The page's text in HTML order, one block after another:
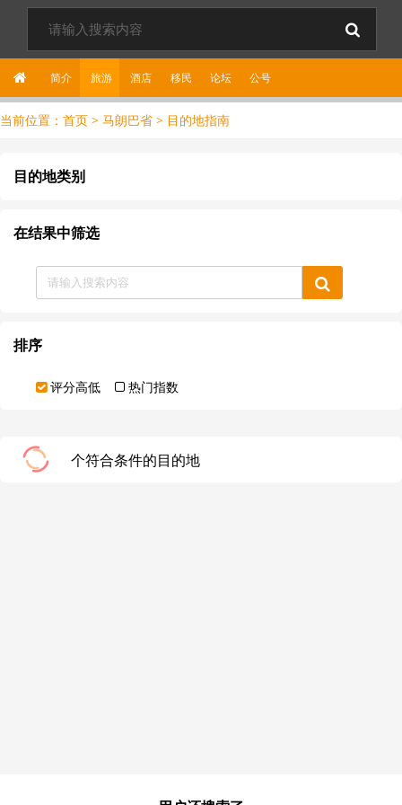
简介 旅游 酒店 移民 论坛 公号
当前位置： 首页 > 马朗巴省 > 目的地指南
目的地类别
在结果中筛选
排序
评分高低 热门指数
个符合条件的目的地